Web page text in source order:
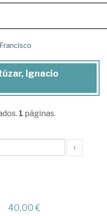
Ignacio
1 páginas.
↑
40,00 €